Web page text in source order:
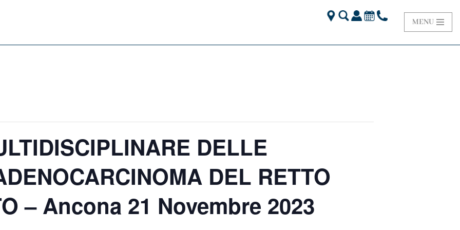
MENU
DELLE
DEL RETTO
– Ancona 21 Novembre 2023